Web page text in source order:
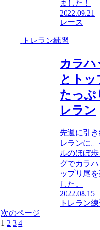
ました！
2022.09.21
レース
トレラン練習
カラハ
とトッ
たっぷ
レラン
先週に引
レランに
ルのほぼ
グでカラ
ップリ尾
した。
2022.08.15
トレラン練
次のページ
1 2 3 4